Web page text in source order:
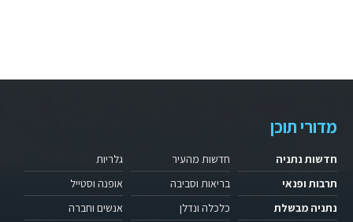
מדורי תוכן
חדשות נתניה
תרבות ופנאי
נתניה מבשלת
חדשות מהעיר
בריאות וסביבה
כלכלה ונדלן
גלריות
אופנה וסטייל
אנשים וחברה